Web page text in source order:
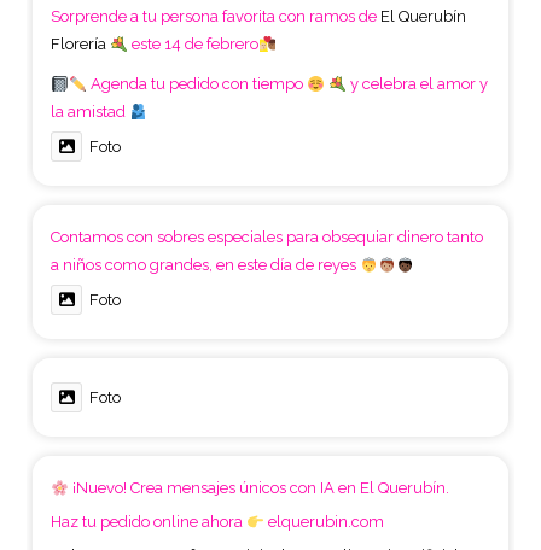
Sorprende a tu persona favorita con ramos de El Querubín
Florería
este 14 de febrero
Agenda tu pedido con tiempo
y celebra el amor y
la amistad
Foto
Contamos con sobres especiales para obsequiar dinero tanto
a niños como grandes, en este día de reyes
Foto
Foto
¡Nuevo! Crea mensajes únicos con IA en El Querubín.
Haz tu pedido online ahora
elquerubin.com